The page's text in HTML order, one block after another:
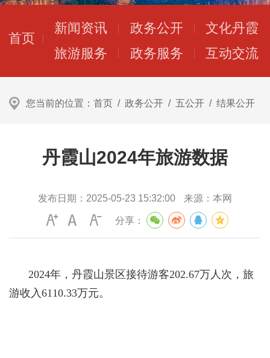
首页
新闻资讯 政务公开
文化丹霞
旅游服务
政务服务 互动交流
您当前的位置： 首页 / 政务公开 / 五公开 / 结果公开
丹霞山2024年旅游数据
发布日期： 2025-05-23 15:32:00 来源： 本网
分享：
2024年，丹霞山景区接待游客202.67万人次，旅
游收入6110.33万元。